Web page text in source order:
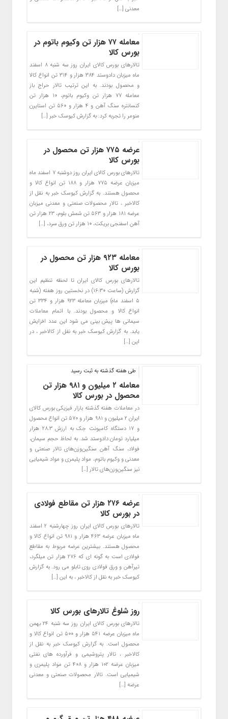
معدنی […]
معامله ۷۷ هزار تن وکیوم باتوم در
بورس کالا
تالارهای بورس کالای ایران روز سه شنبه ۸ اسفند
ماه میزبان دادوستد ۳۸۴ هزار و ۳۱۴ تن انواع کالا
و محصول بودند. به این ترتیب تالار حراج باز
معامله ۷۷ هزار تن وکیوم باتوم، ۱۰ هزار تن
کنسانتره سنگ آهن و ۴ هزار و ۵۶۰ تن استایرن
منومر را تجربه کرد. به گزارش کیوسک خبر […]
عرضه ۷۷۵ هزار تن محصول در
بورس کالا
تالارهای بورس کالای ایران روز دوشنبه ۷ اسفند ماه
میزبان عرضه ۷۷۵ هزار و ۱۸۸ تن انواع کالا و
محصول هستند. به گزارش کیوسک خبر به نقل از
کالاخبر ، تالار محصولات صنعتی و معدنی میزبان
عرضه ۱۸۱ هزار و ۵۶۳ تن شمش بلوم، ۲۳ هزار تن
آهن اسفنجی بریکت، ۱۰ هزار تن ورق سرد، […]
معامله ۹۲۳ هزار تن محصول در
بورس کالا
تالارهای بورس کالای ایران تا لحظه تنظیم این
گزارش (ساعت ۱۶:۳۰) در نخستین روز هفته (شنبه
۵ اسفند ماه) میزبان معامله ۹۲۳ هزار و ۳۳۴ تن
انواع کالا و محصول بودند. با اتمام معاملات
سیمانی ها پیش بینی می شود این عدد افزایش
یابد. به گزارش کیوسک خبر به نقل از کالاخبر ، در
این […]
طی هفته گذشته به ثبت رسید
معامله ۲ میلیون و ۹۸۱ هزار تن
محصول در بورس کالا
در معاملات هفته گذشته بازار فیزیکی بورس کالای
ایران ۲ میلیون و ۹۸۱ هزار و ۵۷۰ تن انواع محصول
و ۱۷ دستگاه کامیونت جک به ارزش ۲۸.۳ هزار
میلیارد تومان دادوستد شد. به لحاظ حجم سیمان،
فولاد، سنگ آهن سنگین‌وزن‌های تالار صنعتی و
معدنی و وکیوم باتوم، مواد پلیمری و مواد شیمیایی
نیز سنگین‌وزن‌های تالار […]
عرضه ۲۷۶ هزار تن مقاطع فولادی
در بورس کالا
تالارهای بورس کالای ایران روز چهارشنبه ۲ اسفند
ماه میزبان عرضه ۴۶۳ هزار و ۹۸۱ تن انواع کالا و
محصول هستند. بیشترین عرضه مربوط به مقاطع
فولادی است به گونه ای که ۲۷۶ هزار تن میلگرد،
تیرآهن و ورق فولادی روی تابلو می رود. به گزارش
کیوسک خبر به نقل از کالاخبر ، به این […]
روز شلوغ تالارهای بورس کالا
تالارهای بورس کالای ایران روز سه شنبه ۲۴ بهمن
ماه میزبان عرضه ۵۴۱ هزار و ۵۰۰ تن انواع کالا و
محصول است. به گزارش کیوسک خبر به نقل از
کالاخبر ، تالار پتروشیمی و فرآورده های نفتی
میزبان عرضه ۱۰۲ هزار و ۴۰۸ تن مواد پلیمری و
شیمیایی است. تالار محصولات صنعتی و معدنی
عرضه […]